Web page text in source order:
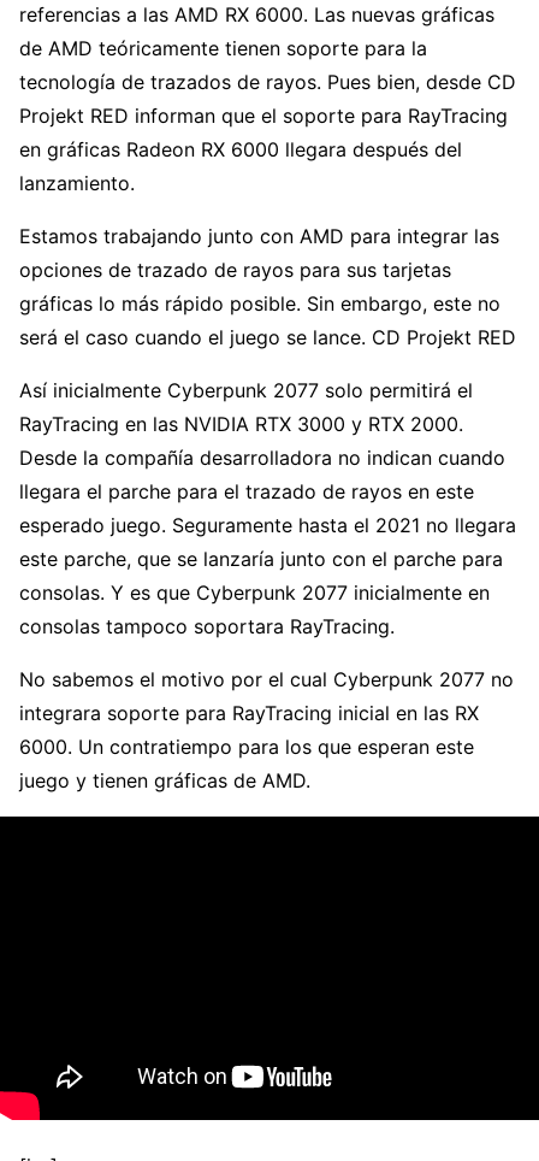
referencias a las AMD RX 6000. Las nuevas gráficas
de AMD teóricamente tienen soporte para la
tecnología de trazados de rayos. Pues bien, desde CD
Projekt RED informan que el soporte para RayTracing
en gráficas Radeon RX 6000 llegara después del
lanzamiento.
Estamos trabajando junto con AMD para integrar las
opciones de trazado de rayos para sus tarjetas
gráficas lo más rápido posible. Sin embargo, este no
será el caso cuando el juego se lance. CD Projekt RED
Así inicialmente Cyberpunk 2077 solo permitirá el
RayTracing en las NVIDIA RTX 3000 y RTX 2000.
Desde la compañía desarrolladora no indican cuando
llegara el parche para el trazado de rayos en este
esperado juego. Seguramente hasta el 2021 no llegara
este parche, que se lanzaría junto con el parche para
consolas. Y es que Cyberpunk 2077 inicialmente en
consolas tampoco soportara RayTracing.
No sabemos el motivo por el cual Cyberpunk 2077 no
integrara soporte para RayTracing inicial en las RX
6000. Un contratiempo para los que esperan este
juego y tienen gráficas de AMD.